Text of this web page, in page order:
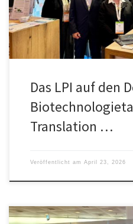
Investoren, Förderinstitutionen
Das LPI auf den
Translation …
Veröffentlicht am April 23, 2026